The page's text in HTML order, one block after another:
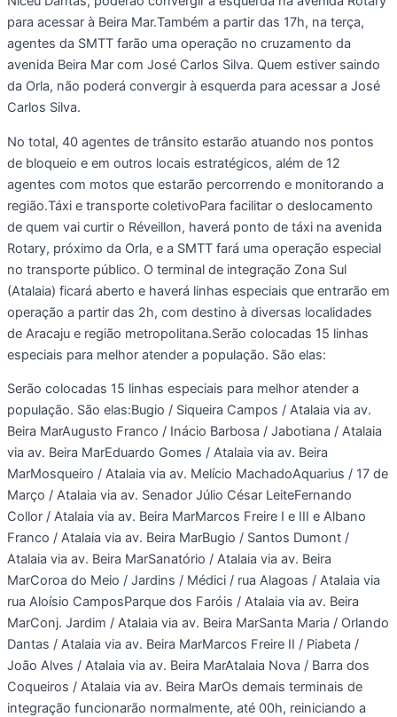
para acessar à Beira Mar.Também a partir das 17h, na terça,
agentes da SMTT farão uma operação no cruzamento da
avenida Beira Mar com José Carlos Silva. Quem estiver saindo
da Orla, não poderá convergir à esquerda para acessar a José
Carlos Silva.
No total, 40 agentes de trânsito estarão atuando nos pontos
de bloqueio e em outros locais estratégicos, além de 12
agentes com motos que estarão percorrendo e monitorando a
região.Táxi e transporte coletivoPara facilitar o deslocamento
de quem vai curtir o Réveillon, haverá ponto de táxi na avenida
Rotary, próximo da Orla, e a SMTT fará uma operação especial
no transporte público. O terminal de integração Zona Sul
(Atalaia) ficará aberto e haverá linhas especiais que entrarão em
operação a partir das 2h, com destino à diversas localidades
de Aracaju e região metropolitana.Serão colocadas 15 linhas
especiais para melhor atender a população. São elas:
Serão colocadas 15 linhas especiais para melhor atender a
população. São elas:Bugio / Siqueira Campos / Atalaia via av.
Beira MarAugusto Franco / Inácio Barbosa / Jabotiana / Atalaia
via av. Beira MarEduardo Gomes / Atalaia via av. Beira
MarMosqueiro / Atalaia via av. Melício MachadoAquarius / 17 de
Março / Atalaia via av. Senador Júlio César LeiteFernando
Collor / Atalaia via av. Beira MarMarcos Freire I e III e Albano
Franco / Atalaia via av. Beira MarBugio / Santos Dumont /
Atalaia via av. Beira MarSanatório / Atalaia via av. Beira
MarCoroa do Meio / Jardins / Médici / rua Alagoas / Atalaia via
rua Aloísio CamposParque dos Faróis / Atalaia via av. Beira
MarConj. Jardim / Atalaia via av. Beira MarSanta Maria / Orlando
Dantas / Atalaia via av. Beira MarMarcos Freire II / Piabeta /
João Alves / Atalaia via av. Beira MarAtalaia Nova / Barra dos
Coqueiros / Atalaia via av. Beira MarOs demais terminais de
integração funcionarão normalmente, até 00h, reiniciando a